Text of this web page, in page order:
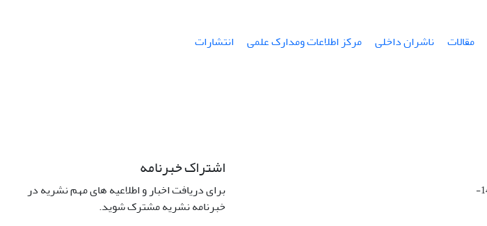
مقالات ناشران داخلی مرکز اطلاعات ومدارک علمی
انتشارات
1404-
اشتراک خبرنامه
برای دریافت اخبار و اطلاعیه های مهم نشریه در
خبرنامه نشریه مشترک شوید.